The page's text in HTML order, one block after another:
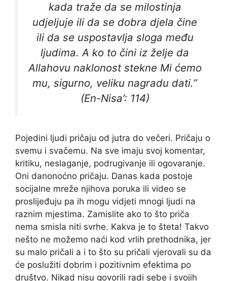
kada traže da se milostinja
udjeljuje ili da se dobra djela čine
ili da se uspostavlja sloga među
ljudima. A ko to čini iz želje da
Allahovu naklonost stekne Mi ćemo
mu, sigurno, veliku nagradu dati.”
(En-Nisa’: 114)
Pojedini ljudi pričaju od jutra do večeri. Pričaju o
svemu i svačemu. Na sve imaju svoj komentar,
kritiku, neslaganje, podrugivanje ili ogovaranje.
Oni danonoćno pričaju. Danas kada postoje
socijalne mreže njihova poruka ili video se
proslijeđuju pa ih mogu vidjeti mnogi ljudi na
raznim mjestima. Zamislite ako to što priča
nema smisla niti svrhe. Kakva je to šteta! Takvo
nešto ne možemo naći kod vrlih prethodnika, jer
su malo pričali a i to što su pričali vjerovali su da
će poslužiti dobrim i pozitivnim efektima po
društvo. Nikad nisu govorili radi sebe i svojih